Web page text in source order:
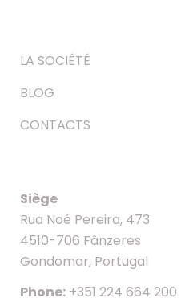
LA SOCIÉTÉ
BLOG
CONTACTS
Siège
Rua Noé Pereira, 473
4510-706 Fânzeres
Gondomar, Portugal
Phone: +351 224 664 200